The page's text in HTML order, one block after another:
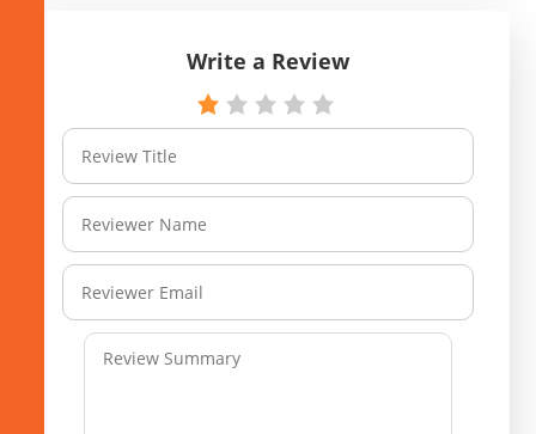
Write a Review